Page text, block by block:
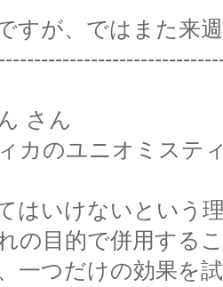
すが、ではまた来
さん
カのユニオミステ
はいけないという
の目的で併用する
一つだけの効果を